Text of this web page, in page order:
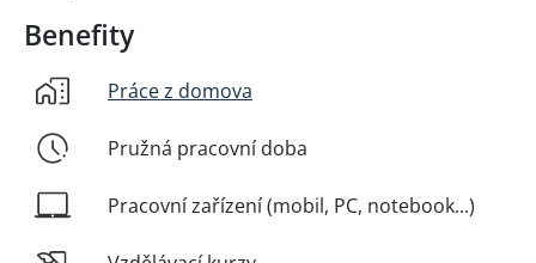
Benefity
Práce z domova
Pružná pracovní doba
Pracovní zařízení (mobil, PC, notebook...)